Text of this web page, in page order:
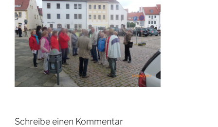
Schreibe einen Kommentar